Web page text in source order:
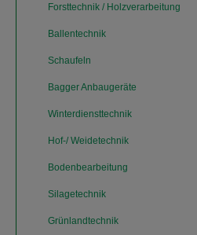
Forsttechnik / Holzverarbeitung
Ballentechnik
Schaufeln
Bagger Anbaugeräte
Winterdiensttechnik
Hof-/ Weidetechnik
Bodenbearbeitung
Silagetechnik
Grünlandtechnik